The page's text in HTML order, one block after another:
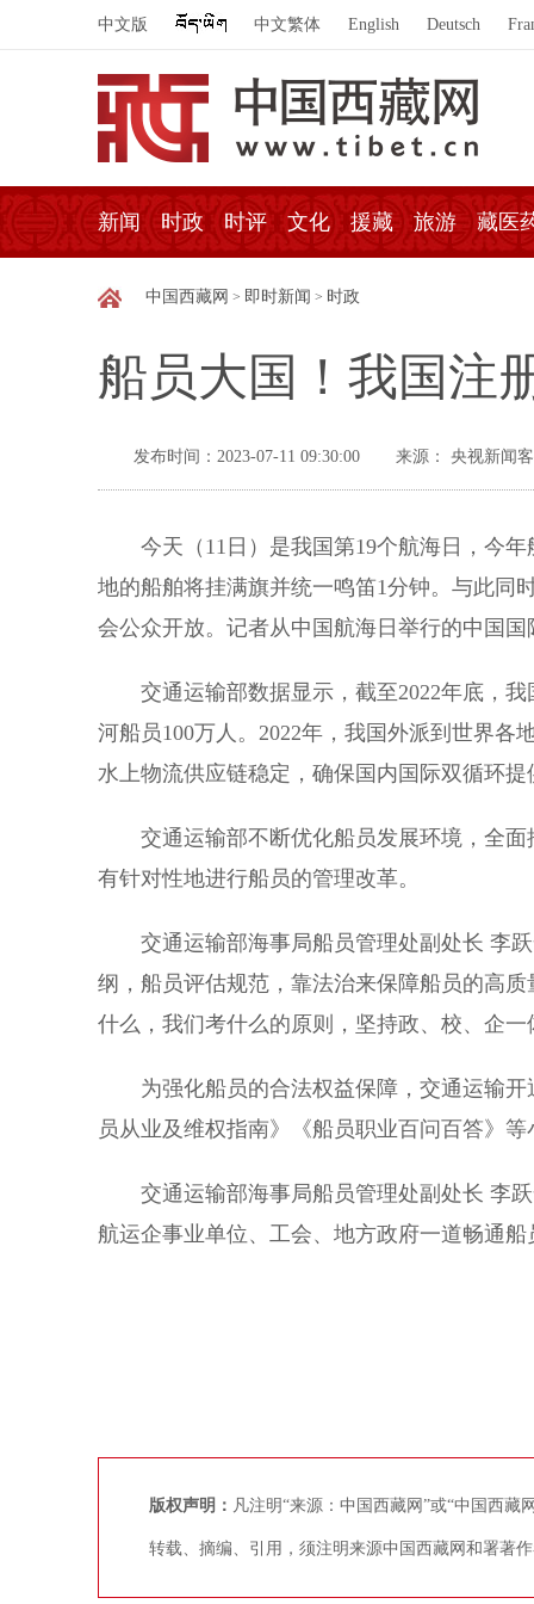
中文版 中文繁体 English Deutsch
新闻 时政 时评 文化 援藏 旅游 藏医
中国西藏网 > 即时新闻 > 时政
船员大国！我国注
发布时间：2023-07-11 09:30:00 来源： 央视新闻
今天（11日）是我国第19个航海日，今年
地的船舶将挂满旗并统一鸣笛1分钟。与此同
会公众开放。记者从中国航海日举行的中国
交通运输部数据显示，截至2022年底，我
河船员100万人。2022年，我国外派到世界各
水上物流供应链稳定，确保国内国际双循环
交通运输部不断优化船员发展环境，全面
有针对性地进行船员的管理改革。
交通运输部海事局船员管理处副处长 李跃
纲，船员评估规范，靠法治来保障船员的高
什么，我们考什么的原则，坚持政、校、企
为强化船员的合法权益保障，交通运输开
员从业及维权指南》《船员职业百问百答》等
交通运输部海事局船员管理处副处长 李跃
航运企事业单位、工会、地方政府一道畅通
版权声明： 凡注明“来源：中国西藏网”或“中国西
转载、摘编、引用，须注明来源中国西藏网和署著